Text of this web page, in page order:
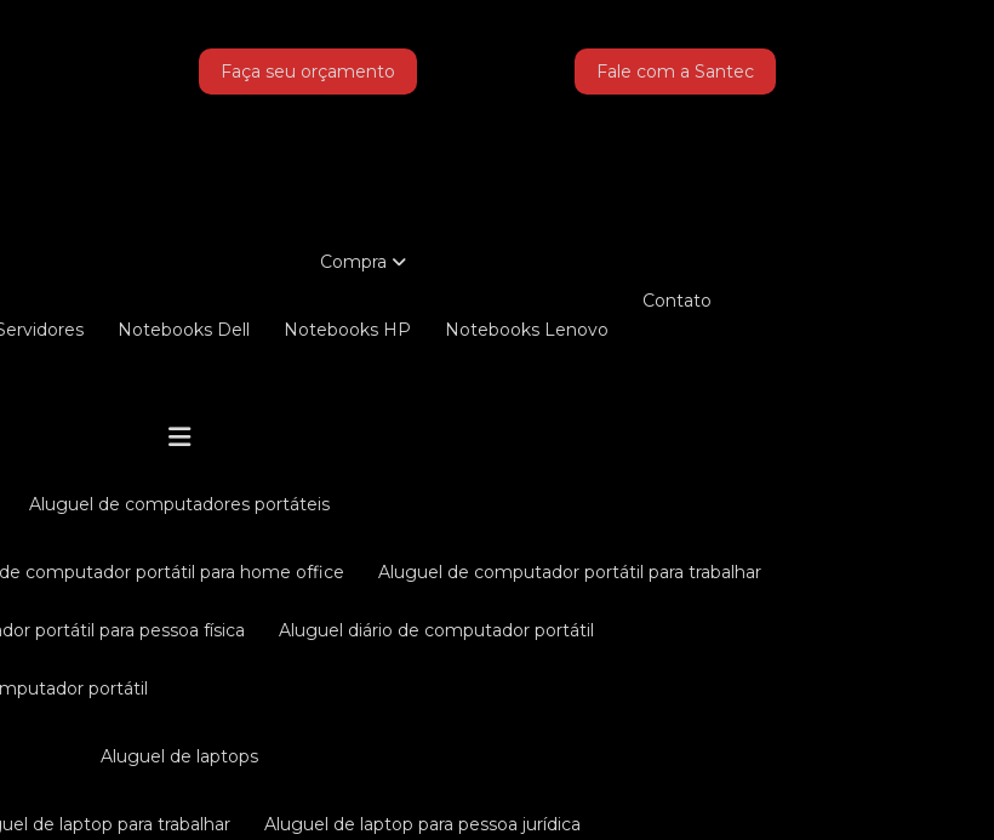
Faça seu orçamento Fale com a Santec
Servidores
Compra
Notebooks Dell Notebooks HP Notebooks Lenovo
Contato
aluguel de computadores portáteis
de computador portátil para home office aluguel de computador portátil para trabalhar
portátil para pessoa física aluguel diário de computador portátil
portátil
aluguel de laptops
de laptop para trabalhar aluguel de laptop para pessoa jurídica